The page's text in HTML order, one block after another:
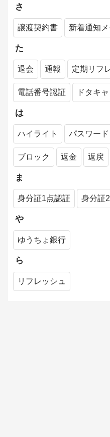
さ
譲渡契約書 新着通知
た
退会 通報 定期リフ
電話番号認証 ドタキ
は
ハイライト パスワード
ブロック 返金 返戻
ま
身分証1点認証 身分証
や
ゆうちょ銀行
ら
リフレッシュ